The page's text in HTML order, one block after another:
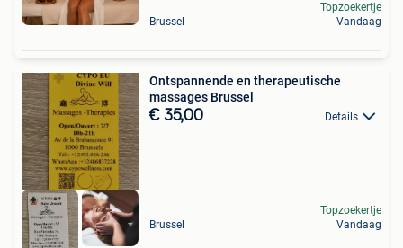
Brussel
Topzoekertje
Vandaag
Ontspannende en therapeutische
massages Brussel
€ 35,00 Details
Brussel
Topzoekertje
Vandaag